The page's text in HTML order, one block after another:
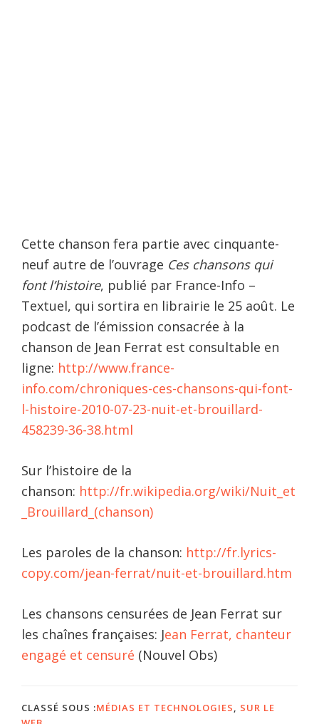
Cette chanson fera partie avec cinquante-
neuf autre de l’ouvrage Ces chansons qui
font l’histoire, publié par France-Info –
Textuel, qui sortira en librairie le 25 août. Le
podcast de l’émission consacrée à la
chanson de Jean Ferrat est consultable en
ligne: http://www.france-
info.com/chroniques-ces-chansons-qui-font-
l-histoire-2010-07-23-nuit-et-brouillard-
458239-36-38.html
Sur l’histoire de la
chanson: http://fr.wikipedia.org/wiki/Nuit_et
_Brouillard_(chanson)
Les paroles de la chanson: http://fr.lyrics-
copy.com/jean-ferrat/nuit-et-brouillard.htm
Les chansons censurées de Jean Ferrat sur
les chaînes françaises: Jean Ferrat, chanteur
engagé et censuré (Nouvel Obs)
CLASSÉ SOUS :MÉDIAS ET TECHNOLOGIES
SUR LE